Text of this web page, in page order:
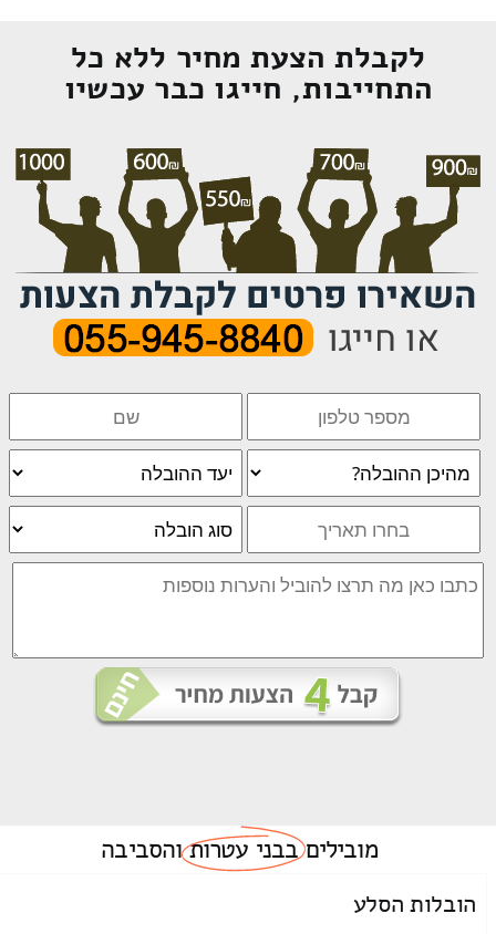
לקבלת הצעת מחיר ללא כל
התחייבות, חייגו כבר עכשיו
מוביליםבבני עטרותוהסביבה
הובלות הסלע